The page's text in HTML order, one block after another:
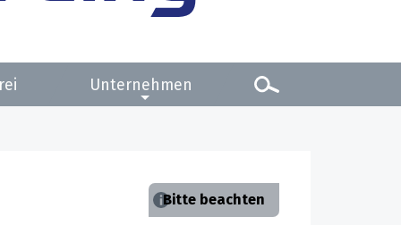
Unternehmen
Bitte beachten